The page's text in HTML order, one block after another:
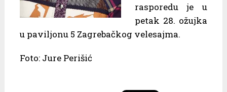
rasporedu je u
petak 28. ožujka
u paviljonu 5 Zagrebačkog velesajma.
Foto: Jure Perišić